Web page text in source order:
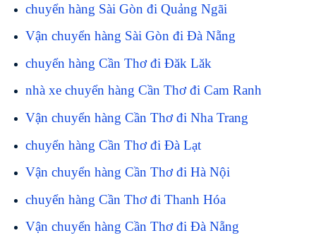
chuyển hàng Sài Gòn đi Quảng Ngãi
Vận chuyển hàng Sài Gòn đi Đà Nẵng
chuyển hàng Cần Thơ đi Đăk Lăk
nhà xe chuyển hàng Cần Thơ đi Cam Ranh
Vận chuyển hàng Cần Thơ đi Nha Trang
chuyển hàng Cần Thơ đi Đà Lạt
Vận chuyển hàng Cần Thơ đi Hà Nội
chuyển hàng Cần Thơ đi Thanh Hóa
Vận chuyển hàng Cần Thơ đi Đà Nẵng